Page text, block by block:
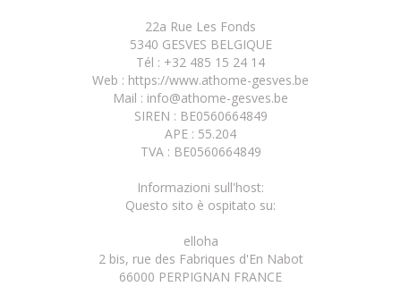
22a Rue Les Fonds
5340 GESVES BELGIQUE
Tél : +32 485 15 24 14
Web : https://www.athome-gesves.be
Mail : info@athome-gesves.be
SIREN : BE0560664849
APE : 55.204
TVA : BE0560664849
Informazioni sull'host:
Questo sito è ospitato su:
elloha
2 bis, rue des Fabriques d'En Nabot
66000 PERPIGNAN FRANCE